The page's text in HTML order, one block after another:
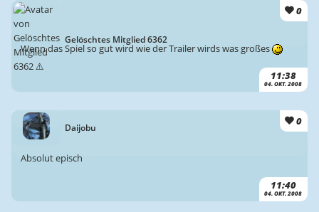
Gelöschtes Mitglied 6362
0
11:38
04. OKT. 2008
Wenn das Spiel so gut wird wie der Trailer wirds was großes
Daijobu
0
11:40
04. OKT. 2008
Absolut episch